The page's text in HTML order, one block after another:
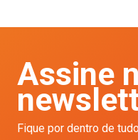
Assine
Fique por dentro de